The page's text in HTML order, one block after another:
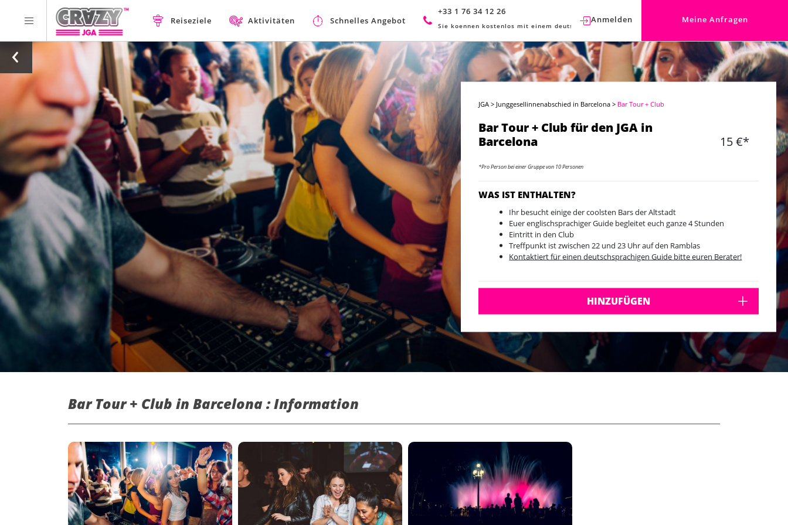
Reiseziele Aktivitäten Schnelles Angebot
+33 1 76 34 12 26
Sie koennen kostenlos mit einem deutschen Berater sprechen.
Anmelden Meine Anfragen
JGA > Junggesellinnenabschied in Barcelona > Bar Tour + Club
Bar Tour + Club für den JGA in
Barcelona
15 €*
*Pro Person bei einer Gruppe von 10 Personen
WAS IST ENTHALTEN?
Ihr besucht einige der coolsten Bars der Altstadt
Euer englischsprachiger Guide begleitet euch ganze 4 Stunden
Eintritt in den Club
Treffpunkt ist zwischen 22 und 23 Uhr auf den Ramblas
Kontaktiert für einen deutschsprachigen Guide bitte euren Berater!
HINZUFÜGEN
Bar Tour + Club in Barcelona : Information